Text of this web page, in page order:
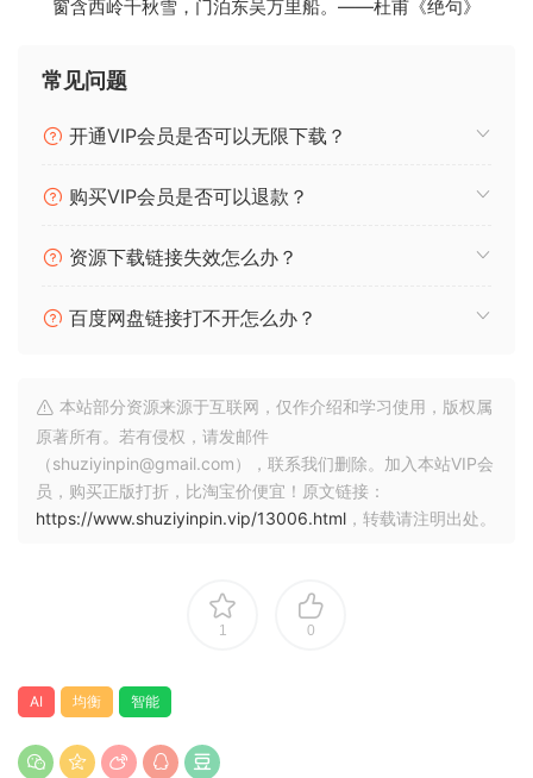
用于频谱揭露的智能跨通道处理
动态均衡、混音配置文件、参考音轨功能、自动增益……
毫不费力地记住混音背景
EQ 4 可让您轻松控制多音轨揭露过程，并通过简单的拖放最多
级，将一些元素带到声音舞台的最前沿，将一些元素留在中
间，并将一些元素推到背景中。在这个创新工具中，在实例之
间来回切换已成为过去——同一组内的任何实例都可以从任何
其他实例进行远程控制。
smart:EQ 4 的核心是 smart:filter – 它会根据您为音轨选择的
目标配置文件自动平衡信号。每个 EQ 实例中的 smart:filter 都
带有一系列功能，可以根据您的喜好调整人工智能处理。打开
smart:filter 小部件以调整平滑参数以获得更温和的过滤，并打
“轨道和组”将平衡应用于通道并使其取消屏蔽。
乐器、人声和整个混音的配置文件
窗含西岭千秋雪，门泊东吴万里船。——杜甫《绝句》
常见问题
开通VIP会员是否可以无限下载？
购买VIP会员是否可以退款？
资源下载链接失效怎么办？
百度网盘链接打不开怎么办？
本站部分资源来源于互联网，仅作介绍和学习使用，版权属
原著所有。若有侵权，请发邮件
（shuziyinpin@gmail.com），联系我们删除。加入本站VIP会
员，购买正版打折，比淘宝价便宜！原文链接：
https://www.shuziyinpin.vip/13006.html ，转载请注明出处。
1 0
AI 均衡 智能